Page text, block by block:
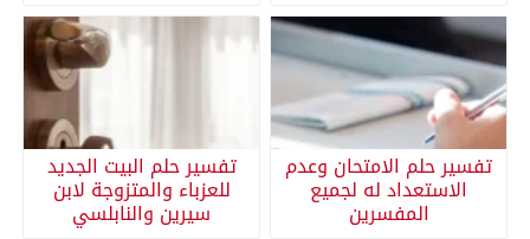
تفسير حلم الامتحان وعدم
الاستعداد له لجميع
المفسرين
تفسير حلم البيت الجديد
للعزباء والمتزوجة لابن
سيرين والنابلسي